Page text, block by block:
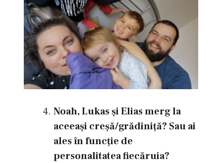
Noah, Lukas şi Elias merg la
aceeaşi creşă/grădiniţă? Sau ai
ales în funcţie de
personalitatea fiecăruia?